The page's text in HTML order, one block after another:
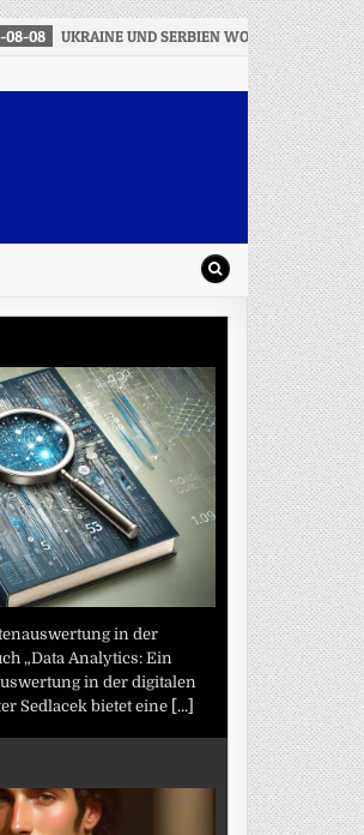
08-08
UKRAINE UND SERBIEN WOLLEN STÄRKER
in der
„Data Analytics: Ein
in der digitalen
Sedlacek bietet eine [...]